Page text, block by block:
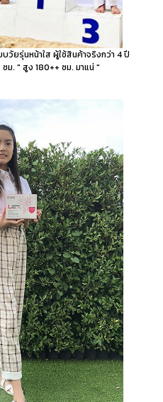
วัยรุ่นหน้าใส ผู้ใช้สินค้าจริงกว่า 4 ปี
ม. " สูง 180++ ซม. มาแน่ "